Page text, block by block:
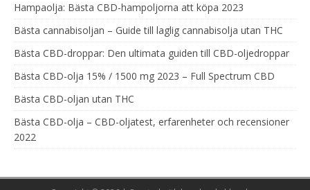
Hampaolja: Bästa CBD-hampoljorna att köpa 2023
Bästa cannabisoljan – Guide till laglig cannabisolja utan THC
Bästa CBD-droppar: Den ultimata guiden till CBD-oljedroppar
Bästa CBD-olja 15% / 1500 mg 2023 – Full Spectrum CBD
Bästa CBD-oljan utan THC
Bästa CBD-olja – CBD-oljatest, erfarenheter och recensioner
2022